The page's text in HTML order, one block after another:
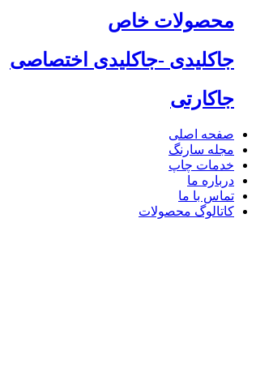
محصولات خاص
جاکلیدی -جاکلیدی اختصاصی
جاکارتی
صفحه اصلی
مجله سارنگ
خدمات چاپ
درباره ما
تماس با ما
کاتالوگ محصولات